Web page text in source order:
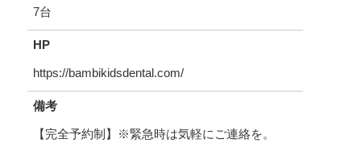
7台
HP
https://bambikidsdental.com/
備考
【完全予約制】※緊急時は気軽にご連絡を。